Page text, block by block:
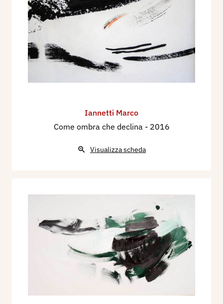
Iannetti Marco
Come ombra che declina - 2016
Visualizza scheda